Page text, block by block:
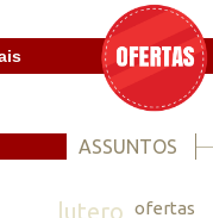
ASSUNTOS
lutero ofertas